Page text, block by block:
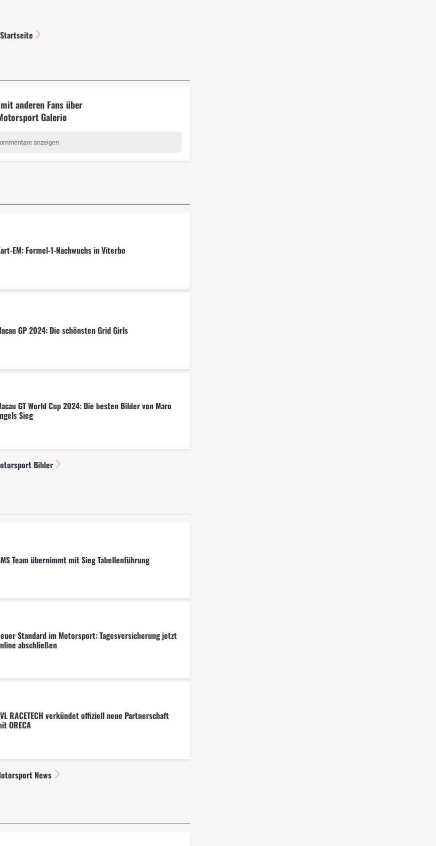
Startseite
anderen Fans über
Galerie
anzeigen
EM: Formel-1-Nachwuchs in Viterbo
GP 2024: Die schönsten Grid Girls
GT World Cup 2024: Die besten Bilder von Maro
Sieg
Bilder
Team übernimmt mit Sieg Tabellenführung
Standard im Motorsport: Tagesversicherung jetzt
abschließen
RACETECH verkündet offiziell neue Partnerschaft
ORECA
News